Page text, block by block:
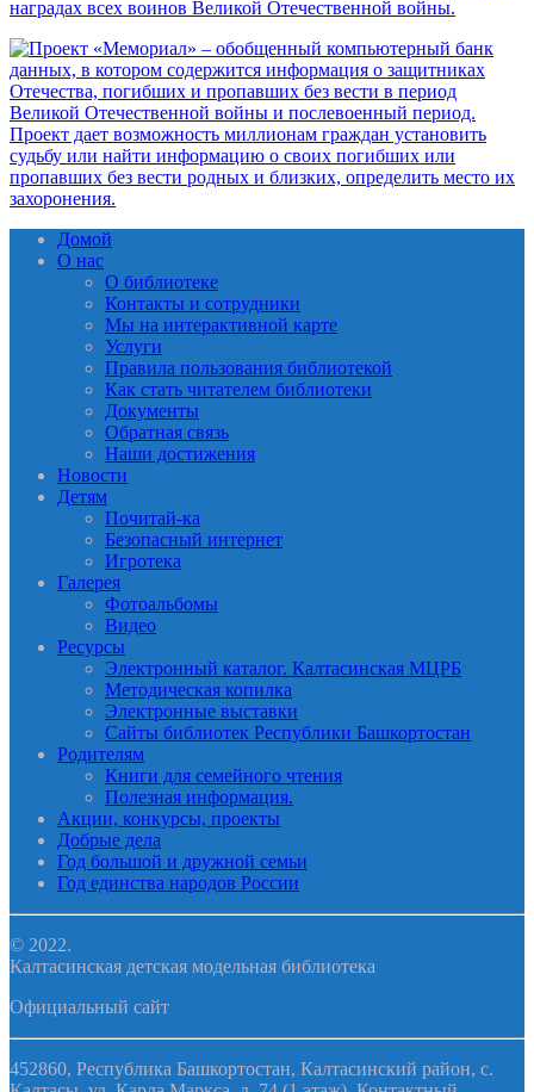
Домой
О нас
О библиотеке
Контакты и сотрудники
Мы на интерактивной карте
Услуги
Правила пользования библиотекой
Как стать читателем библиотеки
Документы
Обратная связь
Наши достижения
Новости
Детям
Почитай-ка
Безопасный интернет
Игротека
Галерея
Фотоальбомы
Видео
Ресурсы
Электронный каталог. Калтасинская МЦРБ
Методическая копилка
Электронные выставки
Сайты библиотек Республики Башкортостан
Родителям
Книги для семейного чтения
Полезная информация.
Акции, конкурсы, проекты
Добрые дела
Год большой и дружной семьи
Год единства народов России
© 2022.
Калтасинская детская модельная библиотека
Официальный сайт
452860, Республика Башкортостан, Калтасинский район, с.